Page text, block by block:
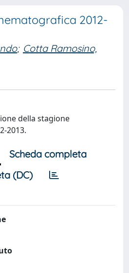
2012-
; Cotta Ramosino,
della stagione
2013.
Scheda completa
(DC)